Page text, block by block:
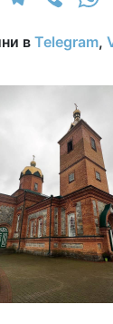
в Telegram,